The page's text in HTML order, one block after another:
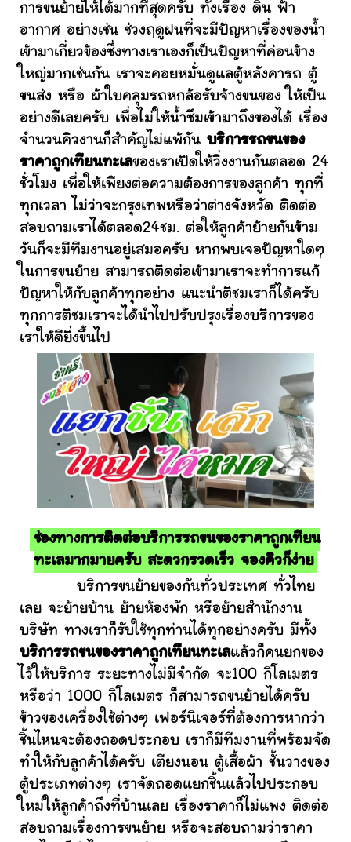
การขนย้ายให้ได้มากที่สุดครับ ทั้งเรื่อง ดิน ฟ้า
อากาศ อย่างเช่น ช่วงฤดูฝนที่จะมีปัญหาเรื่องของน้ำ
เข้ามาเกี่ยวข้องซึ่งทางเราเองก็เป็นปัญหาที่ค่อนข้าง
ใหญ่มากเช่นกัน เราจะคอยหมั่นดูแลตู้หลังคารถ ตู้
ขนส่ง หรือ ผ้าใบคลุมรถหกล้อรับจ้างขนของ ให้เป็น
อย่างดีเลยครับ เพื่อไม่ให้น้ำซึมเข้ามาถึงของได้ เรื่อง
จำนวนคิวงานก็สำคัญไม่แพ้กันบริการรถขนของ
ราคาถูกเทียนทะเลของเราเปิดให้วิ่งงานกันตลอด 24
ชั่วโมง เพื่อให้เพียงต่อความต้องการของลูกค้า ทุกที่
ทุกเวลา ไม่ว่าจะกรุงเทพหรือว่าต่างจังหวัด ติดต่อ
สอบถามเราได้ตลอด24ชม. ต่อให้ลูกค้าย้ายกันข้าม
วันก็จะมีทีมงานอยู่เสมอครับ หากพบเจอปัญหาใดๆ
ในการขนย้าย สามารถติดต่อเข้ามาเราจะทำการแก้
ปัญหาให้กับลูกค้าทุกอย่าง แนะนำติชมเราก็ได้ครับ
ทุกการติชมเราจะได้นำไปปรับปรุงเรื่องบริการของ
เราให้ดียิ่งขึ้นไป
ช่องทางการติดต่อบริการรถขนของราคาถูกเทียน
ทะเลมากมายครับ สะดวกรวดเร็ว จองคิวก็ง่าย
บริการขนย้ายของกันทั่วประเทศ ทั่วไทย
เลย จะย้ายบ้าน ย้ายห้องพัก หรือย้ายสำนักงาน
บริษัท ทางเราก็รับใช้ทุกท่านได้ทุกอย่างครับ มีทั้ง
บริการรถขนของราคาถูกเทียนทะเลแล้วก็คนยกของ
ไว้ให้บริการ ระยะทางไม่มีจำกัด จะ100 กิโลเมตร
หรือว่า 1000 กิโลเมตร ก็สามารถขนย้ายได้ครับ
ข้าวของเครื่องใช้ต่างๆ เฟอร์นิเจอร์ที่ต้องการหากว่า
ชิ้นไหนจะต้องถอดประกอบ เราก็มีทีมงานที่พร้อมจัด
ทำให้กับลูกค้าได้ครับ เตียงนอน ตู้เสื้อผ้า ชั้นวางของ
ตู้ประเภทต่างๆ เราจัดถอดแยกชิ้นแล้วไปประกอบ
ใหม่ให้ลูกค้าถึงที่บ้านเลย เรื่องราคาก็ไม่แพง ติดต่อ
สอบถามเรื่องการขนย้าย หรือจะสอบถามว่าราคา